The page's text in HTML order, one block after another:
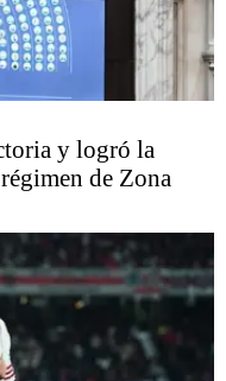
y logró la
de Zona